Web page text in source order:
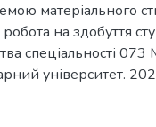
матеріального
на здобуття
спеціальності 073
університет.